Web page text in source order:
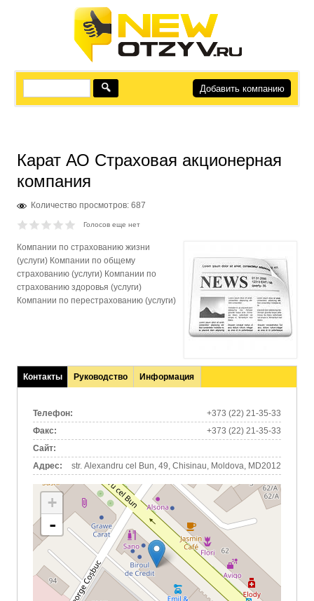
Добавить компанию
Карат АО Страховая акционерная
компания
Количество просмотров: 687
Голосов еще нет
Компании по страхованию жизни
(услуги) Компании по общему
страхованию (услуги) Компании по
страхованию здоровья (услуги)
Компании по перестрахованию (услуги)
Контакты
(активная
Руководство Информация
Телефон:
+373 (22) 21-35-33
Факс:
+373 (22) 21-35-33
Сайт:
Адрес:
str. Alexandru cel Bun, 49, Chisinau, Moldova, MD2012
+
-